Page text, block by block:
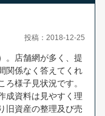
投稿：2018-12-25
。店舗網が多く、提
関係なく答えてくれ
様子見状況です。
成資料は見やすく理
旧資産の整理及び売